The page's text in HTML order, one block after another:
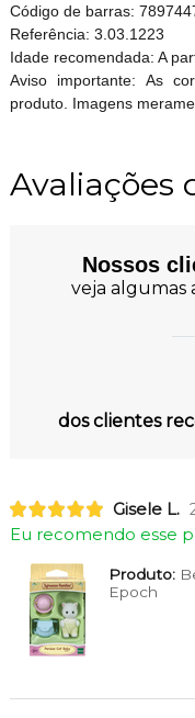
Código de barras:
Referência: 3.03.1223
Idade recomendada: A
Aviso importante: As
produto. Imagens
Avaliações
Nossos
veja algumas
dos clientes
Gisele L.
Eu recomendo esse
Produto:
Epoch